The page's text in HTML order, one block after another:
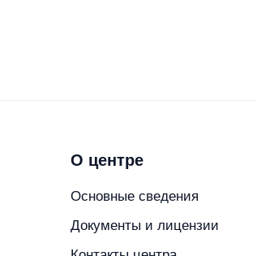
О центре
Основные сведения
Документы и лицензии